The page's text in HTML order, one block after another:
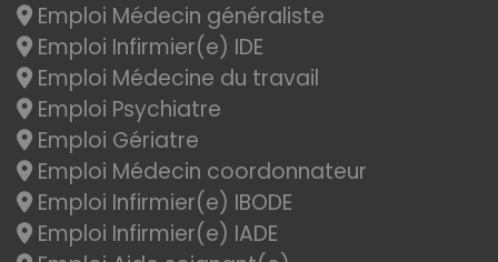
Emploi Médecin généraliste
Emploi Infirmier(e) IDE
Emploi Médecine du travail
Emploi Psychiatre
Emploi Gériatre
Emploi Médecin coordonnateur
Emploi Infirmier(e) IBODE
Emploi Infirmier(e) IADE